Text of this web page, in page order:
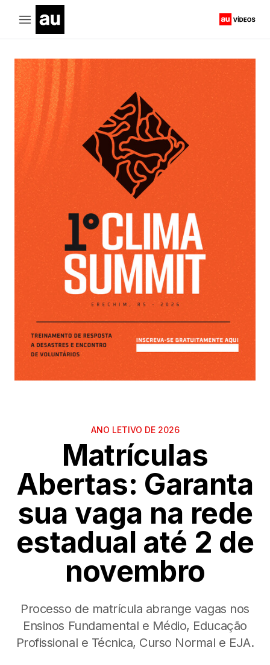
ANO LETIVO DE 2026
Matrículas
Abertas: Garanta
sua vaga na rede
estadual até 2 de
novembro
Processo de matrícula abrange vagas nos
Ensinos Fundamental e Médio, Educação
Profissional e Técnica, Curso Normal e EJA.